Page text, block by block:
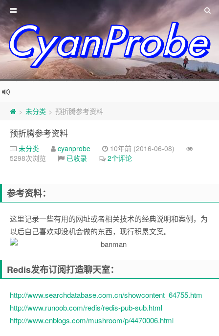
> 未分类 > 预折腾参考资料
预折腾参考资料
未分类 cyanprobe
10年前 (2016-06-08)
5298次浏览
已收录 2个评论
参考资料：
这里记录一些有用的网址或者相关技术的经典说明和案例，为
以后自己喜欢却没机会做的东西，现行积累文案。
Redis发布订阅打造聊天室：
http://www.searchdatabase.com.cn/showcontent_64755.htm
http://www.runoob.com/redis/redis-pub-sub.html
http://www.cnblogs.com/mushroom/p/4470006.html